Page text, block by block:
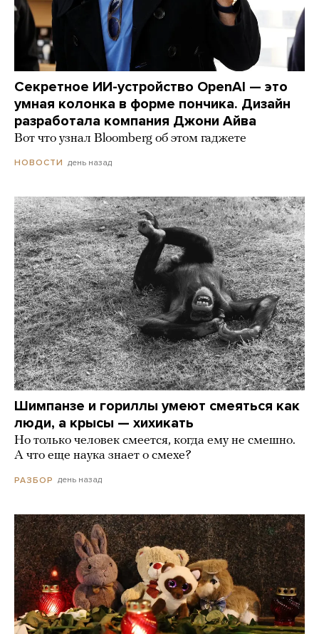
Секретное ИИ-устройство OpenAI — это
умная колонка в форме пончика. Дизайн
разработала компания Джони Айва
Вот что узнал Bloomberg об этом гаджете
НОВОСТИ день назад
Шимпанзе и гориллы умеют смеяться как
люди, а крысы — хихикать
Но только человек смеется, когда ему не смешно.
А что еще наука знает о смехе?
РАЗБОР день назад